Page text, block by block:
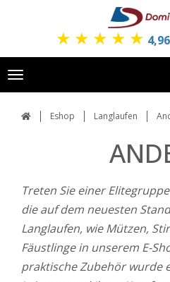
★ ★ ★ ★ ★ 4,96
Toggle
navigation
Eshop Langlaufen
Treten Sie einer
die auf dem neuesten
Langlaufen, wie Mützen,
Fäustlinge in unserem E-
praktische Zubehör wurde